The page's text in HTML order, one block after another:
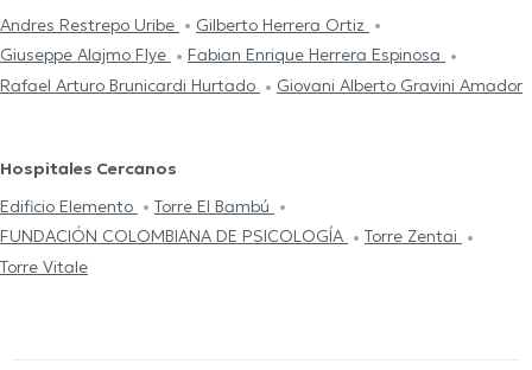
Andres Restrepo Uribe
Gilberto Herrera Ortiz
Giuseppe Alajmo Flye
Fabian Enrique Herrera Espinosa
Rafael Arturo Brunicardi Hurtado
Giovani Alberto Gravini Amador
Hospitales Cercanos
Edificio Elemento
Torre El Bambú
FUNDACIÓN COLOMBIANA DE PSICOLOGÍA
Torre Zentai
Torre Vitale